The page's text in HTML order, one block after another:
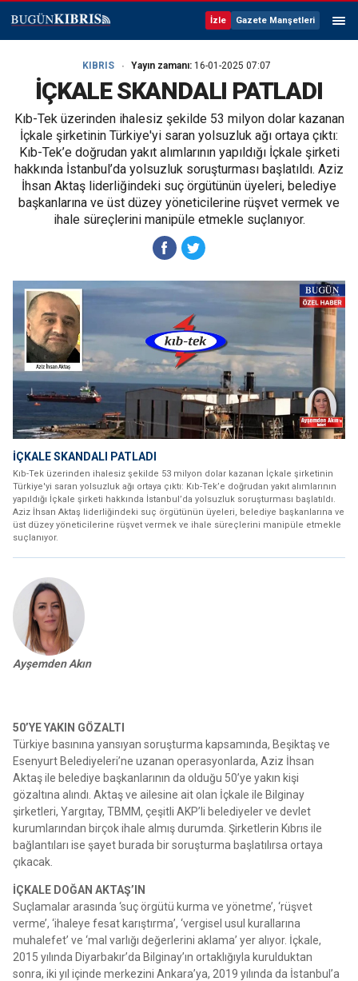
İzle Gazete Manşetleri
KIBRIS Yayın zamanı: 16-01-2025 07:07
İÇKALE SKANDALI PATLADI
Kıb-Tek üzerinden ihalesiz şekilde 53 milyon dolar kazanan
İçkale şirketinin Türkiye'yi saran yolsuzluk ağı ortaya çıktı:
Kıb-Tek’e doğrudan yakıt alımlarının yapıldığı İçkale şirketi
hakkında İstanbul’da yolsuzluk soruşturması başlatıldı. Aziz
İhsan Aktaş liderliğindeki suç örgütünün üyeleri, belediye
başkanlarına ve üst düzey yöneticilerine rüşvet vermek ve
ihale süreçlerini manipüle etmekle suçlanıyor.
İÇKALE SKANDALI PATLADI
Kıb-Tek üzerinden ihalesiz şekilde 53 milyon dolar kazanan İçkale şirketinin
Türkiye'yi saran yolsuzluk ağı ortaya çıktı: Kıb-Tek’e doğrudan yakıt alımlarının
yapıldığı İçkale şirketi hakkında İstanbul’da yolsuzluk soruşturması başlatıldı.
Aziz İhsan Aktaş liderliğindeki suç örgütünün üyeleri, belediye başkanlarına ve
üst düzey yöneticilerine rüşvet vermek ve ihale süreçlerini manipüle etmekle
suçlanıyor.
Ayşemden Akın
50’YE YAKIN GÖZALTI
Türkiye basınına yansıyan soruşturma kapsamında, Beşiktaş ve
Esenyurt Belediyeleri’ne uzanan operasyonlarda, Aziz İhsan
Aktaş ile belediye başkanlarının da olduğu 50’ye yakın kişi
gözaltına alındı. Aktaş ve ailesine ait olan İçkale ile Bilginay
şirketleri, Yargıtay, TBMM, çeşitli AKP’li belediyeler ve devlet
kurumlarından birçok ihale almış durumda. Şirketlerin Kıbrıs ile
bağlantıları ise şayet burada bir soruşturma başlatılırsa ortaya
çıkacak.
İÇKALE DOĞAN AKTAŞ’IN
Suçlamalar arasında ‘suç örgütü kurma ve yönetme’, ‘rüşvet
verme’, ‘ihaleye fesat karıştırma’, ‘vergisel usul kurallarına
muhalefet’ ve ‘mal varlığı değerlerini aklama’ yer alıyor. İçkale,
2015 yılında Diyarbakır’da Bilginay’ın ortaklığıyla kurulduktan
sonra, iki yıl içinde merkezini Ankara’ya, 2019 yılında da İstanbul’a